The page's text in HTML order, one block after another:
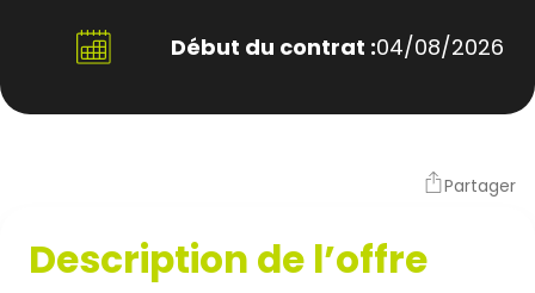
Début du contrat :04/08/2026
Partager
Description de l’offre